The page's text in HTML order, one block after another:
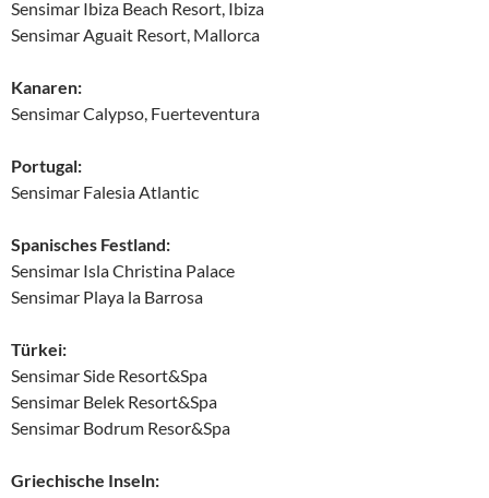
Sensimar Ibiza Beach Resort, Ibiza
Sensimar Aguait Resort, Mallorca
Kanaren:
Sensimar Calypso, Fuerteventura
Portugal:
Sensimar Falesia Atlantic
Spanisches Festland:
Sensimar Isla Christina Palace
Sensimar Playa la Barrosa
Türkei:
Sensimar Side Resort&Spa
Sensimar Belek Resort&Spa
Sensimar Bodrum Resor&Spa
Griechische Inseln: